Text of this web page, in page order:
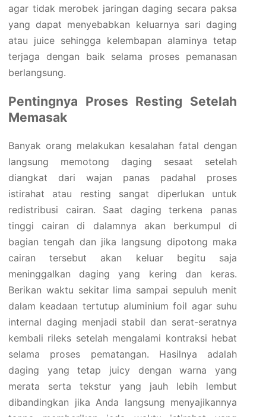
agar tidak merobek jaringan daging secara paksa
yang dapat menyebabkan keluarnya sari daging
atau juice sehingga kelembapan alaminya tetap
terjaga dengan baik selama proses pemanasan
berlangsung.
Pentingnya Proses Resting Setelah
Memasak
Banyak orang melakukan kesalahan fatal dengan
langsung memotong daging sesaat setelah
diangkat dari wajan panas padahal proses
istirahat atau resting sangat diperlukan untuk
redistribusi cairan. Saat daging terkena panas
tinggi cairan di dalamnya akan berkumpul di
bagian tengah dan jika langsung dipotong maka
cairan tersebut akan keluar begitu saja
meninggalkan daging yang kering dan keras.
Berikan waktu sekitar lima sampai sepuluh menit
dalam keadaan tertutup aluminium foil agar suhu
internal daging menjadi stabil dan serat-seratnya
kembali rileks setelah mengalami kontraksi hebat
selama proses pematangan. Hasilnya adalah
daging yang tetap juicy dengan warna yang
merata serta tekstur yang jauh lebih lembut
dibandingkan jika Anda langsung menyajikannya